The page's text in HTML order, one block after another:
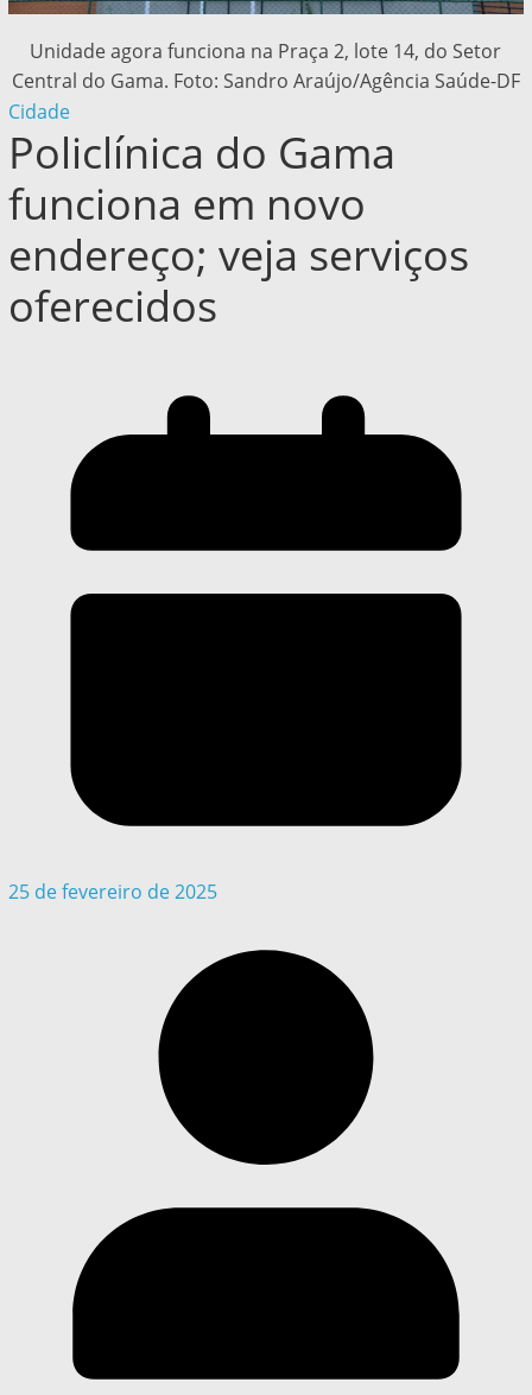
Unidade agora funciona na Praça 2, lote 14, do Setor
Central do Gama. Foto: Sandro Araújo/Agência Saúde-DF
Cidade
Policlínica do Gama
funciona em novo
endereço; veja serviços
oferecidos
25 de fevereiro de 2025